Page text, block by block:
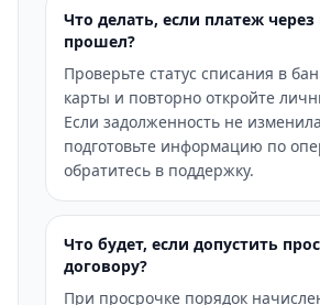
Что делать, если платеж через
прошел?
Проверьте статус списания в
карты и повторно откройте
Если задолженность не
подготовьте информацию по
обратитесь в поддержку.
Что будет, если допустить
договору?
При просрочке порядок